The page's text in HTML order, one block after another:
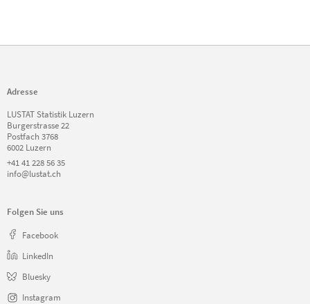
Adresse
LUSTAT Statistik Luzern
Burgerstrasse 22
Postfach 3768
6002 Luzern
+41 41 228 56 35
info@lustat.ch
Folgen Sie uns
Facebook
LinkedIn
Bluesky
Instagram